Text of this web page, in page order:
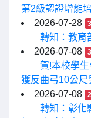
第2級認證增能
2026-07-28
轉知：教育
2026-07-08
賀!本校學
獲反曲弓10公尺
2026-07-08
轉知：彰化